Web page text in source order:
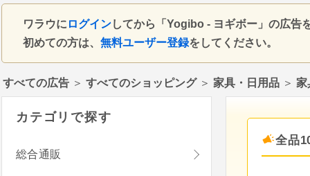
ワラウに ログインしてから「Yogibo ‐ ヨギボー」の広告
初めての方は、 無料ユーザー登録をしてください。
すべての広告 ＞ すべてのショッピング＞ 家具・日用品 ＞ 家
全品
カテゴリで探す
総合通販